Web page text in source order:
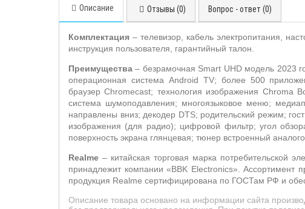
Описание Отзывы (0) Вопрос - ответ (0)
Комплектация– телевизор, кабель электропитания,
инструкция пользователя, гарантийный талон.
Преимущества– безрамочная Smart UHD модель 2023
операционная система Android TV; более 500
браузерChromecast; технология изображения Chroma
система шумоподавления; многоязыковое меню;
направлены вниз; декодер DTS; родительский режим;
изображения (для радио); цифровой фильтр; угол
поверхность экрана глянцевая; тюнер встроенный
Realme – китайская торговая марка потребительской
принадлежит компании «BBK Electronics».Ассортимент
продукция Realme сертифицирована по ГОСТам РФ и
Описание товара основано на информации сайта